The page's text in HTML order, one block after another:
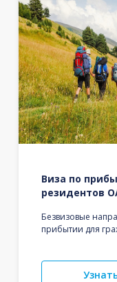
Виза по
резидентов
Безвизовые
прибытии для